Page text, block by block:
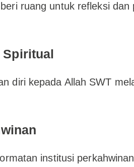
ruang untuk refleksi dan
Spiritual
diri kepada Allah SWT
institusi